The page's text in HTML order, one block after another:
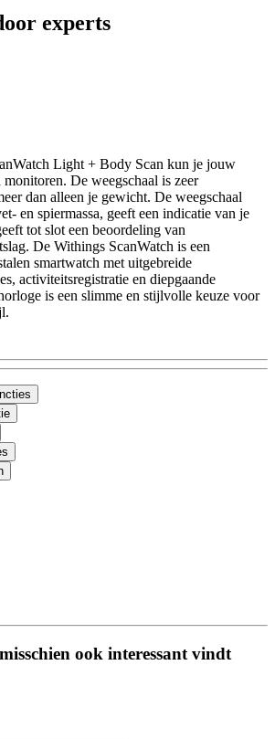
experts
Light + Body Scan kun je jouw
De weegschaal is zeer
dan alleen je gewicht. De weegschaal
en spiermassa, geeft een indicatie van je
tot slot een beoordeling van
De Withings ScanWatch is een
smartwatch met uitgebreide
activiteitsregistratie en diepgaande
is een slimme en stijlvolle keuze voor
ook interessant vindt